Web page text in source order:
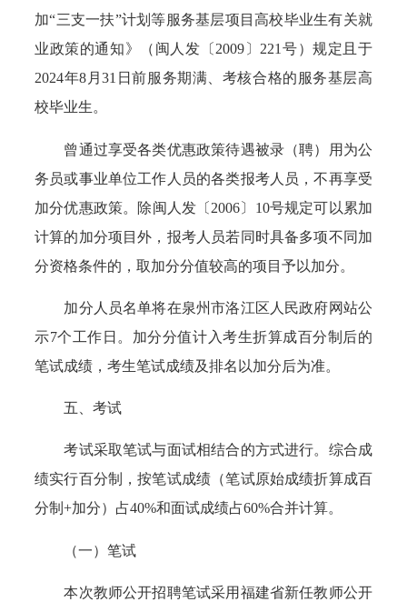
加“三支一扶”计划等服务基层项目高校毕业生有关就
业政策的通知》（闽人发〔2009〕221号）规定且于
2024年8月31日前服务期满、考核合格的服务基层高
校毕业生。
曾通过享受各类优惠政策待遇被录（聘）用为公
务员或事业单位工作人员的各类报考人员，不再享受
加分优惠政策。除闽人发〔2006〕10号规定可以累加
计算的加分项目外，报考人员若同时具备多项不同加
分资格条件的，取加分分值较高的项目予以加分。
加分人员名单将在泉州市洛江区人民政府网站公
示7个工作日。加分分值计入考生折算成百分制后的
笔试成绩，考生笔试成绩及排名以加分后为准。
五、考试
考试采取笔试与面试相结合的方式进行。综合成
绩实行百分制，按笔试成绩（笔试原始成绩折算成百
分制+加分）占40%和面试成绩占60%合并计算。
（一）笔试
本次教师公开招聘笔试采用福建省新任教师公开